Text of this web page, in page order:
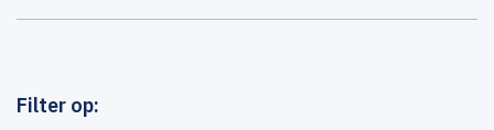
Filter op: